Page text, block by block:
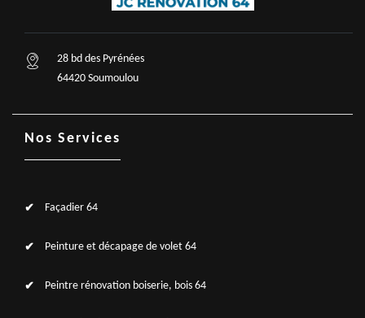
28 bd des Pyrénées
64420 Soumoulou
Nos Services
Façadier 64
Peinture et décapage de volet 64
Peintre rénovation boiserie, bois 64